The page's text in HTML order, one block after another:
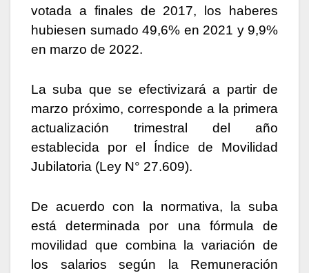
votada a finales de 2017, los haberes
hubiesen sumado 49,6% en 2021 y 9,9%
en marzo de 2022.
La suba que se efectivizará a partir de
marzo próximo, corresponde a la primera
actualización trimestral del año
establecida por el Índice de Movilidad
Jubilatoria (Ley N° 27.609).
De acuerdo con la normativa, la suba
está determinada por una fórmula de
movilidad que combina la variación de
los salarios según la Remuneración